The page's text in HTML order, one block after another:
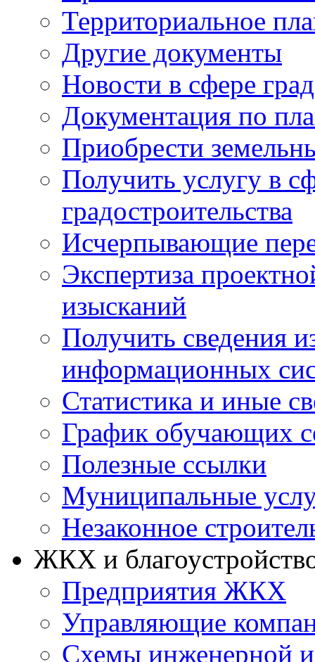
Территориальное
Другие документы
Новости в сфере
Документация по
Приобрести
Получить услугу в
градостроительства
Исчерпывающие
Экспертиза
изысканий
Получить сведения
информационных
Статистика и иные
График обучающих
Полезные ссылки
Муниципальные
Незаконное
ЖКХ и
Предприятия ЖКХ
Управляющие
Схемы инженерной